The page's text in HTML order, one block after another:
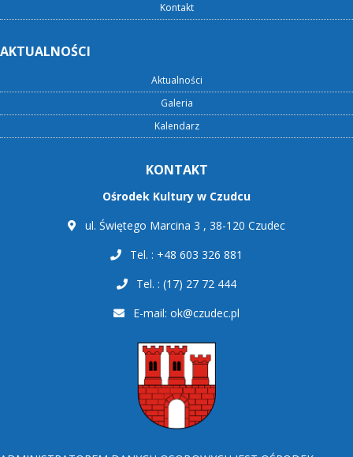
Kontakt
AKTUALNOŚCI
Aktualności
Galeria
Kalendarz
KONTAKT
Ośrodek Kultury w Czudcu
ul. Świętego Marcina 3 , 38-120 Czudec
Tel. : +48 603 326 881
Tel. : (17) 27 72 444
E-mail: ok@czudec.pl